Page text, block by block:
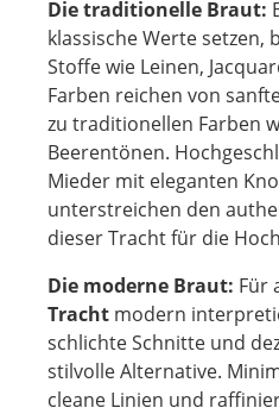
Die traditionelle Braut:
klassische Werte setzen,
Stoffe wie Leinen,
Farben reichen von
zu traditionellen Farben
Beerentönen.
Mieder mit eleganten
unterstreichen den
dieser Tracht für die
Die moderne Braut: Für
Tracht modern
schlichte Schnitte und
stilvolle Alternative.
cleane Linien und